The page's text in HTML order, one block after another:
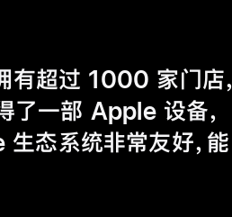
有超过 1000 家门店，
了一部 Apple 设备，
态系统非常友好，能